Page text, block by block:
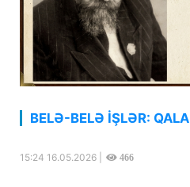
BELƏ-BELƏ İŞLƏR:
15:24 16.05.2026 | 466